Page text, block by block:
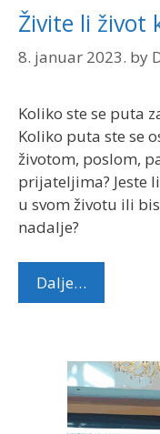
Živite li život
8. januar 2023. by
Koliko ste se puta
Koliko puta ste se
životom, poslom,
prijateljima? Jeste
u svom životu ili
nadalje?
Dalje…